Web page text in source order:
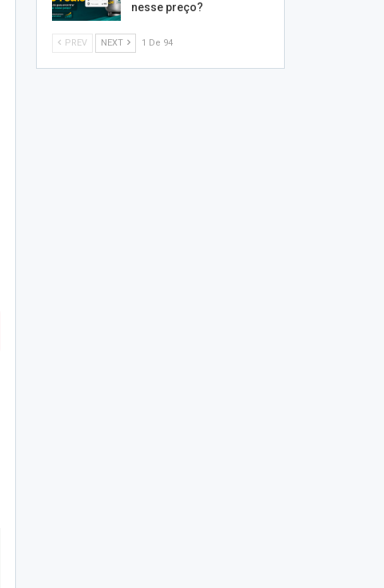
nesse preço?
PREV NEXT 1 De 94